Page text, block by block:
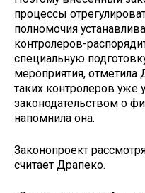
процессы
полномочия
контролеров-
специальную
мероприятия, отметила
таких контролеров уже
законодательством о
напомнила она.
Законопроект
считает Драпеко.